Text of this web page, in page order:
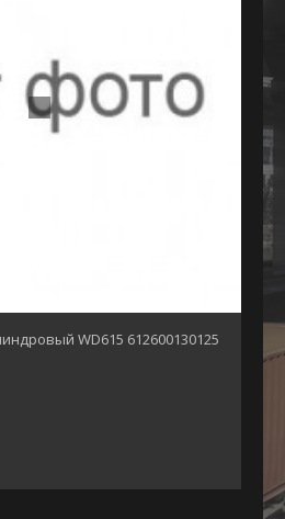
WD615 612600130125